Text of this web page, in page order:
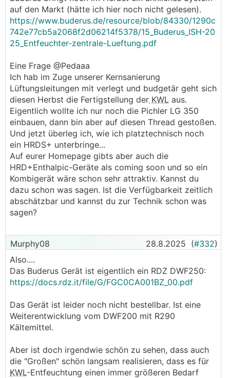
auf den Markt (hätte ich hier noch nicht gelesen).
https://www.buderus.de/resource/blob/84330/1290c
742e77cb5a2068f2d06214f5378/15_Buderus_ISH-20
25_Entfeuchter-zentrale-Lueftung.pdf
Eine Frage @Pedaaa
Ich hab im Zuge unserer Kernsanierung
Lüftungsleitungen mit verlegt und budgetär geht sich
diesen Herbst die Fertigstellung der KWL aus.
Eigentlich wollte ich nur noch die Pichler LG 350
einbauen, dann bin aber auf diesen Thread gestoßen.
Und jetzt überleg ich, wie ich platztechnisch noch
ein HRDS+ unterbringe...
Auf eurer Homepage gibts aber auch die
HRD+Enthalpic-Geräte als coming soon und so ein
Kombigerät wäre schon sehr attraktiv. Kannst du
dazu schon was sagen. Ist die Verfügbarkeit zeitlich
abschätzbar und kannst du zur Technik schon was
sagen?
Murphy08 28.8.2025 (#332)
Also....
Das Buderus Gerät ist eigentlich ein RDZ DWF250:
https://docs.rdz.it/file/G/FGC0CA001BZ_00.pdf
Das Gerät ist leider noch nicht bestellbar. Ist eine
Weiterentwicklung vom DWF200 mit R290
Kältemittel.
Aber ist doch irgendwie schön zu sehen, dass auch
die "Großen" schön langsam realisieren, dass es für
KWL-Entfeuchtung einen immer größeren Bedarf